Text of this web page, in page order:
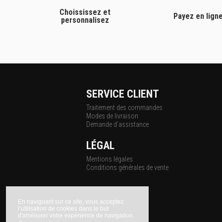
En naviguant sur ce site, vous acceptez
l’utilisation de cookies dans le but
d'améliorer votre expérience de navigation.
Choississez et
personnalisez
Payez en
SERVICE CLIENT
Traitement des commandes
Modes de livraison
Demande d'assistance
LÉGAL
Mentions légales
Conditions générales de vente